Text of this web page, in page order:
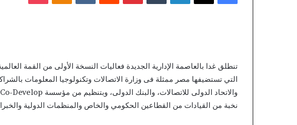
التي تستضيفها مصر ممثلة فى وزارة الاتصالات وتكنولوجيا المعلومات
نخبة من القيادات من القطاعين الحكومي والخاص والمنظمات الدولية
منذ 15 ساعة
Lizaro Third-Party Verification
Providers